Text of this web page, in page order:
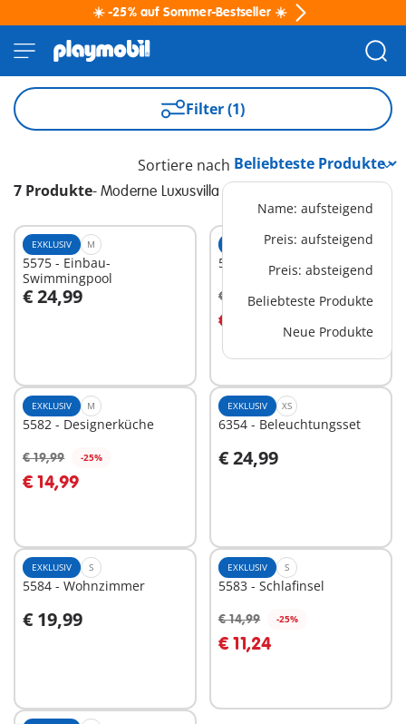
☀️ -25% auf Sommer-Bestseller ☀️
Filter (1)
7 Produkte- Moderne Luxusvilla
Sortiere nach
Name: aufsteigend
Preis: aufsteigend
Preis: absteigend
Beliebteste Produkte
Neue Produkte
EXKLUSIV M
5575 - Einbau-
Swimmingpool
€ 24,99
In den Warenkorb
EXKLUSIV XL
5586 - Gästebungalow
€ 59,99 -25%
€ 44,99
In den Warenkorb
EXKLUSIV M
5582 - Designerküche
€ 19,99 -25%
€ 14,99
In den Warenkorb
EXKLUSIV XS
6354 - Beleuchtungsset
€ 24,99
In den Warenkorb
EXKLUSIV S
5584 - Wohnzimmer
€ 19,99
In den Warenkorb
EXKLUSIV S
5583 - Schlafinsel
€ 14,99 -25%
€ 11,24
In den Warenkorb